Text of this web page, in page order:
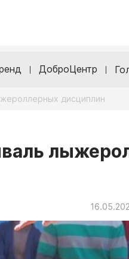
ДоброЦентр
дисциплин